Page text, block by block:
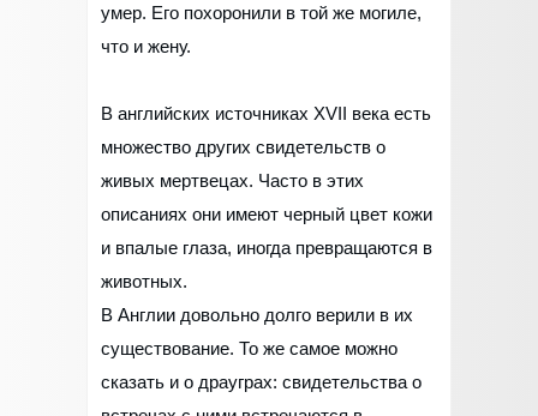
умер. Его похоронили в той же могиле,
что и жену.
В английских источниках XVII века есть
множество других свидетельств о
живых мертвецах. Часто в этих
описаниях они имеют черный цвет кожи
и впалые глаза, иногда превращаются в
животных.
В Англии довольно долго верили в их
существование. То же самое можно
сказать и о драуграх: свидетельства о